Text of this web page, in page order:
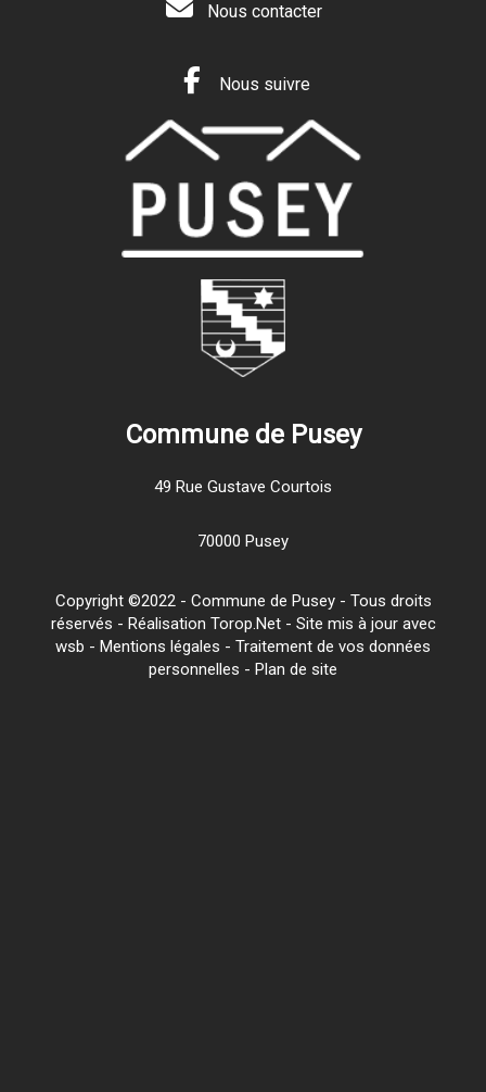
Nous contacter
Nous suivre
Commune de Pusey
49 Rue Gustave Courtois
70000 Pusey
Copyright ©2022 - Commune de Pusey - Tous droits
réservés - Réalisation Torop.Net - Site mis à jour avec
wsb - Mentions légales - Traitement de vos données
personnelles - Plan de site